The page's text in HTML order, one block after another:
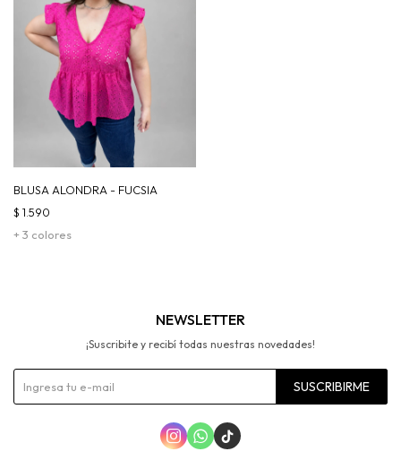
BLUSA ALONDRA - FUCSIA
+ 3 colores
$ 1.590
NEWSLETTER
¡Suscribite y recibí todas nuestras novedades!
SUSCRIBIRME
  